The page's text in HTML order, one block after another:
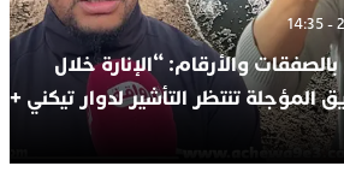
والأرقام: “الإنارة خلال
تنتظر التأشير لدوار تيكني +